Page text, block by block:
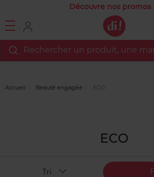
Découvre nos promos
Rechercher un produit, une
Accueil Beauté engagée ECO
ECO
Tri